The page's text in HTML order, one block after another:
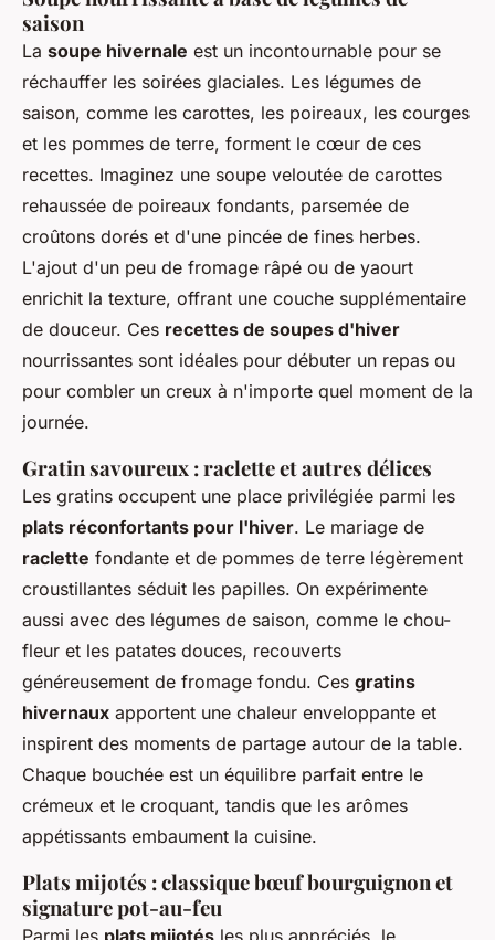
saison
La soupe hivernale est un incontournable pour se
réchauffer les soirées glaciales. Les légumes de
saison, comme les carottes, les poireaux, les courges
et les pommes de terre, forment le cœur de ces
recettes. Imaginez une soupe veloutée de carottes
rehaussée de poireaux fondants, parsemée de
croûtons dorés et d'une pincée de fines herbes.
L'ajout d'un peu de fromage râpé ou de yaourt
enrichit la texture, offrant une couche supplémentaire
de douceur. Ces recettes de soupes d'hiver
nourrissantes sont idéales pour débuter un repas ou
pour combler un creux à n'importe quel moment de la
journée.
Gratin savoureux : raclette et autres délices
Les gratins occupent une place privilégiée parmi les
plats réconfortants pour l'hiver. Le mariage de
raclette fondante et de pommes de terre légèrement
croustillantes séduit les papilles. On expérimente
aussi avec des légumes de saison, comme le chou-
fleur et les patates douces, recouverts
généreusement de fromage fondu. Ces gratins
hivernaux apportent une chaleur enveloppante et
inspirent des moments de partage autour de la table.
Chaque bouchée est un équilibre parfait entre le
crémeux et le croquant, tandis que les arômes
appétissants embaument la cuisine.
Plats mijotés : classique bœuf bourguignon et
signature pot-au-feu